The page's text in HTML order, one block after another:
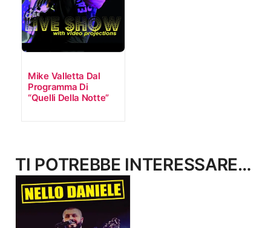
Mike Valletta Dal
Programma Di
“Quelli Della Notte”
TI POTREBBE INTERESSARE…